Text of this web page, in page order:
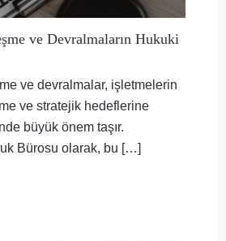
ve Devralmaların Hukuki
ve devralmalar, işletmelerin
ve stratejik hedeflerine
büyük önem taşır.
Bürosu olarak, bu […]